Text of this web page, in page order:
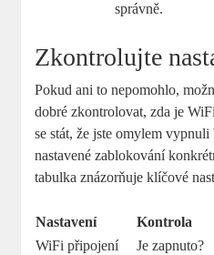
správně.
Zkontrolujte
Pokud ani to nepomohlo,
dobré zkontrolovat, zda je
se stát, že jste omylem
nastavené zablokování
tabulka znázorňuje klíčové
Nastavení
Kontrola
WiFi připojení
Je zapnuto?